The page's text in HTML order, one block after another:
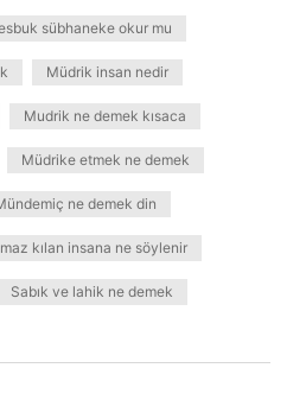
sübhaneke okur mu
Müdrik insan nedir
Mudrik ne demek kısaca
Müdrike etmek ne demek
ne demek din
kılan insana ne söylenir
Sabık ve lahik ne demek